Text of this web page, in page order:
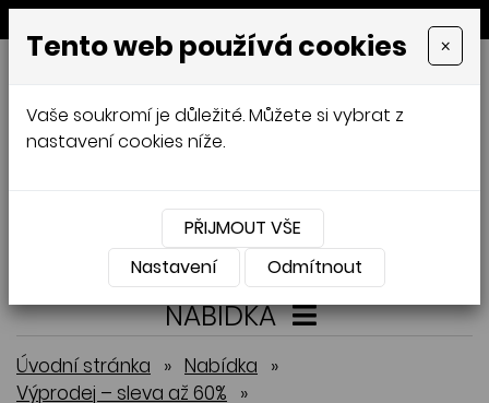
MENU
GALAMODA-XXL
Jana Mládková
XXL,ČESKÁ VÝROBA
Přihlásit Košík 0
NABÍDKA
Úvodní stránka » Nabídka »
Výprodej – sleva až 60% »
Tento web používá cookies ×
Vaše soukromí je důležité. Můžete si vybrat z
nastavení cookies níže.
PŘIJMOUT VŠE
Nastavení
Odmítnout